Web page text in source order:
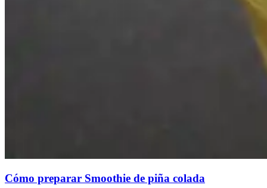
Cómo preparar Smoothie de piña colada